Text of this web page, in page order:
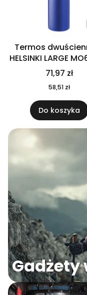
Termos
HELSINKI LARGE
04
71,97 zł
58,51 zł
Do koszyka
Gadżety